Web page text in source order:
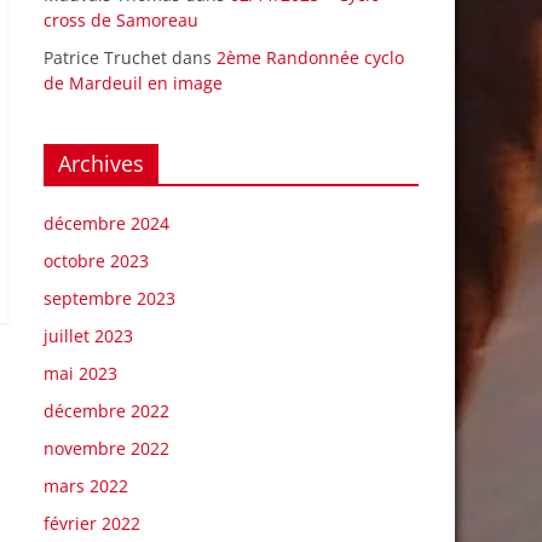
cross de Samoreau
Patrice Truchet dans 2ème Randonnée cyclo
de Mardeuil en image
Archives
décembre 2024
octobre 2023
septembre 2023
juillet 2023
mai 2023
décembre 2022
novembre 2022
mars 2022
février 2022